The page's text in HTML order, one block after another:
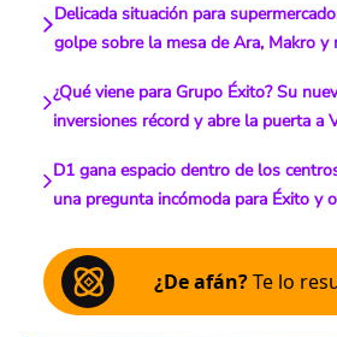
Delicada situación para
golpe sobre la mesa de Ara, Makro y
¿Qué viene para Grupo Éxito? Su
inversiones récord y abre la puerta a
D1 gana espacio dentro de los
una pregunta incómoda para Éxito y
¿De afán?Te lo